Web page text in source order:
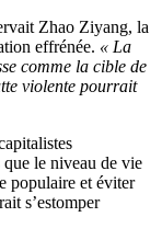
Zhao Ziyang, la
effrénée. « La
comme la cible de
violente pourrait
que le niveau de vie
populaire et éviter
s’estomper